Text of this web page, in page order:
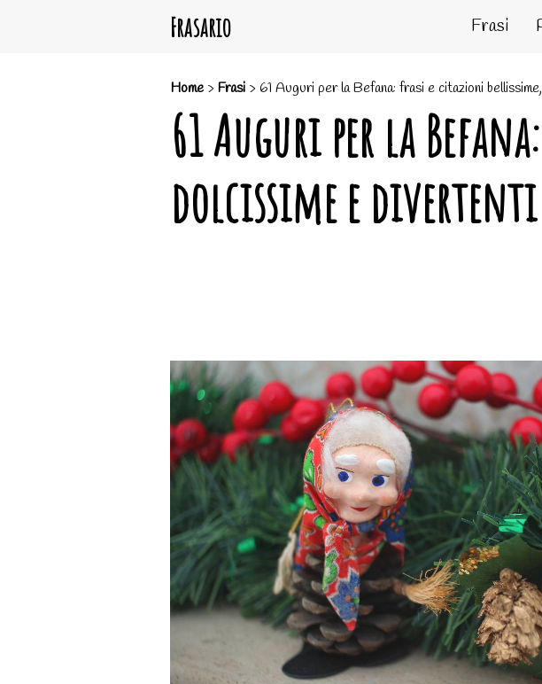
Frasario Frasi
Home>Frasi > 61 Auguri per la Befana: frasi e citazioni
61 Auguri per la
dolcissime e divertenti